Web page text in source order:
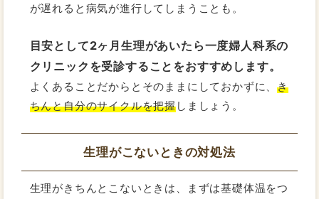
が遅れると病気が進行してしまうことも。
目安として2ヶ月生理があいたら一度婦人科系の
クリニックを受診することをおすすめします。
よくあることだからとそのままにしておかずに、き
ちんと自分のサイクルを把握しましょう。
生理がこないときの対処法
生理がきちんとこないときは、まずは基礎体温をつ